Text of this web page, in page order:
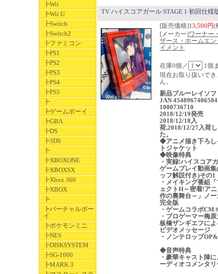
┣Wii
┣Wii U
┣Switch
┣Switch2
┣ファミコン
┣PS1
┣PS2
┣PS3
┣PS4
┣PS5
┣
┣ゲームボーイ
┣GBA
┣DS
┣3DS
┣
┣XBOXONE
┣XBOXSX
┣Xbox 360
┣XBOX
┣
┣バーチャルボー
イ
┣ポケモンミニ
┣NES
┣DISKSYSTEM
┣SG-1000
┣MARK 3
TV ハイスコアガール STAGE 1 初回仕様
[販売価格]13,500円(
[メーカー]ワーナー
ザース・ホームエン
イメント
在庫0個／
1個
現在お取り扱いでき
ん。
新品ブルーレイソフ
JAN 4548967406504
1000736710
2018/12/19発売
2018/12/18入
荷,2018/12/27入荷
た。
◆アニメ描き下ろし
トジャケット
◆映像特典
・実録!ハイスコア
ゲームプレイ動画集
ッフ解説付き)その1
・メイキング番組
ェクトH～密着!ア
作の裏舞台～」ノー
完全版
・ゲームコラボCM
・プロゲーマー梅
板橋ザンギエフによ
ビデオメッセージ
・ノンテロップ
◆音声特典
・豪華キャスト陣
ーディオコメンタリ